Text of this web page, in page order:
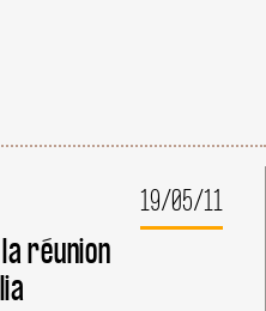
19/05/11
réunion